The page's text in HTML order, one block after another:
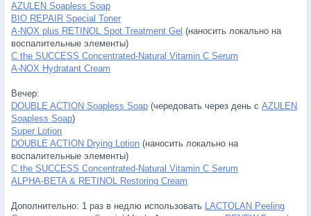
AZULEN Soapless Soap
BIO REPAIR Special Toner
A-NOX plus RETINOL Spot Treatment Gel (наносить локально на
воспалительные элементы)
C the SUCCESS Concentrated-Natural Vitamin C Serum
A-NOX Hydratant Cream
Вечер:
DOUBLE ACTION Soapless Soap (чередовать через день с AZULEN
Soapless Soap)
Super Lotion
DOUBLE ACTION Drying Lotion (наносить локально на
воспалительные элементы)
C the SUCCESS Concentrated-Natural Vitamin C Serum
ALPHA-BETA & RETINOL Restoring Cream
Дополнительно: 1 раз в недлю использовать LACTOLAN Peeling